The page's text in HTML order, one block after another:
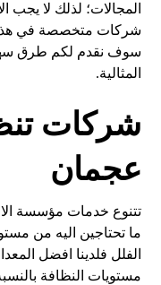
المجالات؛ لذلك لا يجب
شركات متخصصة في هذا
سوف نقدم لكم طرق
المثالية.
شركات
عجمان
تتنوع خدمات مؤسسة
ما تحتاجين اليه من
الفلل فلدينا افضل
مستويات النظافة